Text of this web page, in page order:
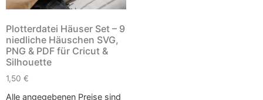
Plotterdatei Häuser Set – 9
niedliche Häuschen SVG,
PNG & PDF für Cricut &
Silhouette
1,50 €
Alle angegebenen Preise sind